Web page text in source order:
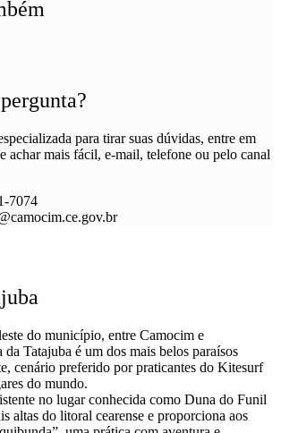
para tirar suas dúvidas, entre em
achar mais fácil, e-mail, telefone ou pelo canal
7074
do município, entre Camocim e
da Tatajuba é um dos mais belos paraísos
cenário preferido por praticantes do Kitesurf
do mundo.
no lugar conhecida como Duna do Funil
altas do litoral cearense e proporciona aos